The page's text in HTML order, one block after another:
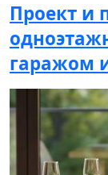
Проект и
гаражом